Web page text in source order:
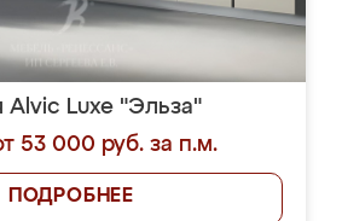
Alvic Luxe "Эльза"
53 000 руб. за п.м.
ПОДРОБНЕЕ